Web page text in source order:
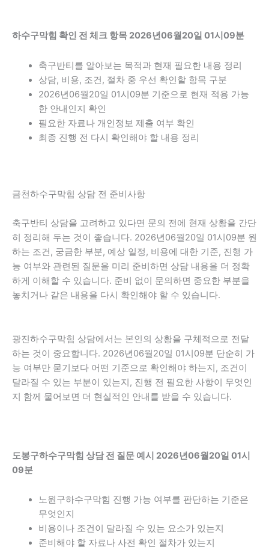
하수구막힘 확인 전 체크 항목 2026년06월20일 01시09분
축구반티를 알아보는 목적과 현재 필요한 내용 정리
상담, 비용, 조건, 절차 중 우선 확인할 항목 구분
2026년06월20일 01시09분 기준으로 현재 적용 가능
한 안내인지 확인
필요한 자료나 개인정보 제출 여부 확인
최종 진행 전 다시 확인해야 할 내용 정리
금천하수구막힘 상담 전 준비사항
축구반티 상담을 고려하고 있다면 문의 전에 현재 상황을 간단
히 정리해 두는 것이 좋습니다. 2026년06월20일 01시09분 원
하는 조건, 궁금한 부분, 예상 일정, 비용에 대한 기준, 진행 가
능 여부와 관련된 질문을 미리 준비하면 상담 내용을 더 정확
하게 이해할 수 있습니다. 준비 없이 문의하면 중요한 부분을
놓치거나 같은 내용을 다시 확인해야 할 수 있습니다.
광진하수구막힘 상담에서는 본인의 상황을 구체적으로 전달
하는 것이 중요합니다. 2026년06월20일 01시09분 단순히 가
능 여부만 묻기보다 어떤 기준으로 확인해야 하는지, 조건이
달라질 수 있는 부분이 있는지, 진행 전 필요한 사항이 무엇인
지 함께 물어보면 더 현실적인 안내를 받을 수 있습니다.
도봉구하수구막힘 상담 전 질문 예시 2026년06월20일 01시
09분
노원구하수구막힘 진행 가능 여부를 판단하는 기준은
무엇인지
비용이나 조건이 달라질 수 있는 요소가 있는지
준비해야 할 자료나 사전 확인 절차가 있는지